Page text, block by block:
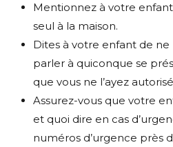
Mentionnez à votre enfant
seul à la maison.
Dites à votre enfant de
parler à quiconque se
que vous ne l’ayez
Assurez-vous que votre
et quoi dire en cas
numéros d’urgence près